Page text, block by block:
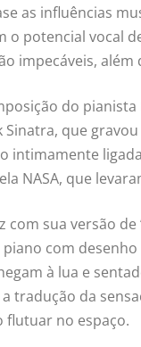
as influências
o potencial vocal
impecáveis,
do
Sinatra, que
intimamente
NASA, que
com sua versão
piano com
à lua e
tradução da
flutuar no espaço.